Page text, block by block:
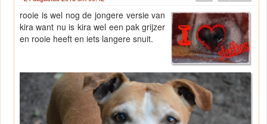
rooie is wel nog de jongere versie van
kira want nu is kira wel een pak grijzer
en rooie heeft en iets langere snuit.